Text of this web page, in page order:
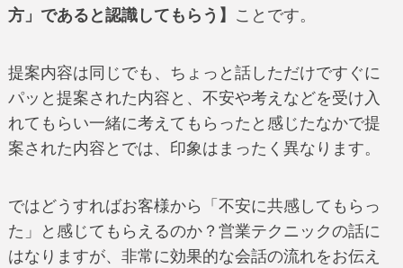
方」であると認識してもらう】 ことです。
提案内容は同じでも、ちょっと話しただけですぐに
パッと提案された内容と、不安や考えなどを受け入
れてもらい一緒に考えてもらったと感じたなかで提
案された内容とでは、印象はまったく異なります。
ではどうすればお客様から「不安に共感してもらっ
た」と感じてもらえるのか？営業テクニックの話に
はなりますが、非常に効果的な会話の流れをお伝え